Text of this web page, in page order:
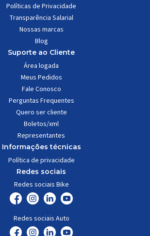
Políticas de Privacidade
Transparência Salarial
Nossas marcas
Blog
Suporte ao Cliente
Área logada
Meus Pedidos
Fale Conosco
Perguntas Frequentes
Quero ser cliente
Boletos/xml
Representantes
Informações técnicas
Política de privacidade
Redes sociais
Redes sociais Bike
Redes sociais Auto